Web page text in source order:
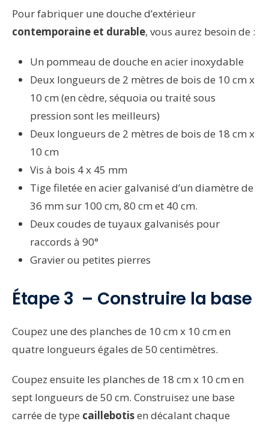
Pour fabriquer une douche d’extérieur
contemporaine et durable, vous aurez besoin de :
Un pommeau de douche en acier inoxydable
Deux longueurs de 2 mètres de bois de 10 cm x
10 cm (en cèdre, séquoia ou traité sous
pression sont les meilleurs)
Deux longueurs de 2 mètres de bois de 18 cm x
10 cm
Vis à bois 4 x 45 mm
Tige filetée en acier galvanisé d’un diamètre de
36 mm sur 100 cm, 80 cm et 40 cm.
Deux coudes de tuyaux galvanisés pour
raccords à 90°
Gravier ou petites pierres
Étape 3 – Construire la base
Coupez une des planches de 10 cm x 10 cm en
quatre longueurs égales de 50 centimètres.
Coupez ensuite les planches de 18 cm x 10 cm en
sept longueurs de 50 cm. Construisez une base
carrée de type caillebotisen décalant chaque